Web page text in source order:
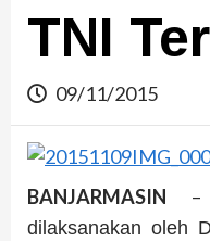
TNI
09/11/2015
BANJARMASIN
dilaksanakan oleh